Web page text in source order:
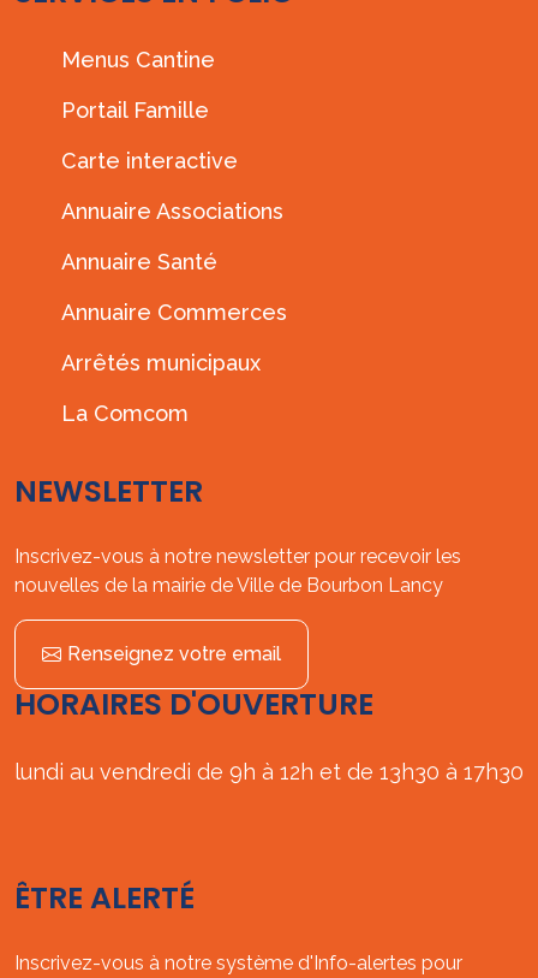
Menus Cantine
Portail Famille
Carte interactive
Annuaire Associations
Annuaire Santé
Annuaire Commerces
Arrêtés municipaux
La Comcom
NEWSLETTER
Inscrivez-vous à notre newsletter pour recevoir les
nouvelles de la mairie de Ville de Bourbon Lancy
Renseignez votre email
HORAIRES D'OUVERTURE
lundi au vendredi de 9h à 12h et de 13h30 à 17h30
ÊTRE ALERTÉ
Inscrivez-vous à notre système d'Info-alertes pour